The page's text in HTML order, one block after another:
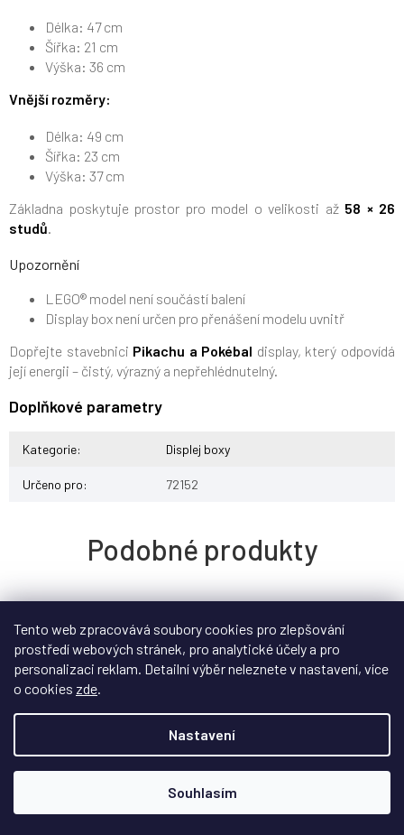
Tento web zpracovává soubory cookies pro zlepšování
prostředí webových stránek, pro analytické účely a pro
personalizaci reklam. Detailní výběr neleznete v nastavení, více
o cookies zde
Nastavení
Souhlasím
Délka: 47 cm
Šířka: 21 cm
Výška: 36 cm
Vnější rozměry:
Délka: 49 cm
Šířka: 23 cm
Výška: 37 cm
Základna poskytuje prostor pro model o velikosti až 58 × 26
studů.
Upozornění
LEGO® model není součástí balení
Display box není určen pro přenášení modelu uvnitř
Dopřejte stavebnici Pikachu a Pokébal display, který odpovídá
její energii – čistý, výrazný a nepřehlédnutelný.
Doplňkové parametry
Kategorie: Displej boxy
Určeno pro: 72152